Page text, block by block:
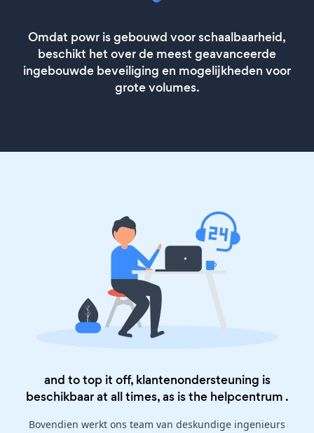
Omdat powr is gebouwd voor schaalbaarheid,
beschikt het over de meest geavanceerde
ingebouwde beveiliging en mogelijkheden voor
grote volumes.
and to top it off, klantenondersteuning is
beschikbaar at all times, as is the helpcentrum .
Bovendien werkt ons team van deskundige ingenieurs